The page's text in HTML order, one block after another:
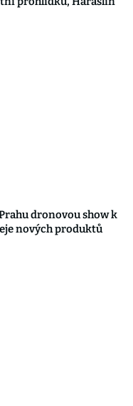
dronovou show k
nových produktů